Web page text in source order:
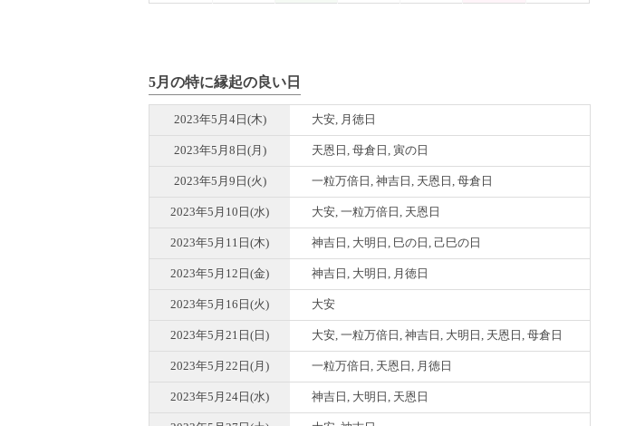
5月の特に縁起の良い日
2023年5月4日(木) 大安, 月徳日
2023年5月8日(月) 天恩日, 母倉日, 寅の日
2023年5月9日(火) 一粒万倍日, 神吉日, 天恩日, 母倉日
2023年5月10日(水) 大安, 一粒万倍日, 天恩日
2023年5月11日(木) 神吉日, 大明日, 巳の日, 己巳の日
2023年5月12日(金) 神吉日, 大明日, 月徳日
2023年5月16日(火) 大安
2023年5月21日(日) 大安, 一粒万倍日, 神吉日, 大明日, 天恩日, 母倉日
2023年5月22日(月) 一粒万倍日, 天恩日, 月徳日
2023年5月24日(水) 神吉日, 大明日, 天恩日